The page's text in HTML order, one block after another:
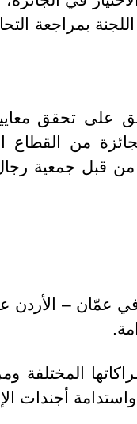
بمراجعة
على تحقق
من
قبل جمعية
المختلفة
واستدامة